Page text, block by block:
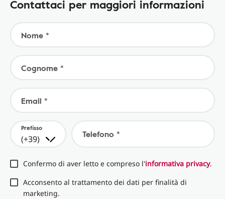
Contattaci per maggiori informazioni
Nome *
Cognome *
Email *
Prefisso
(+39) Telefono *
Confermo di aver letto e compreso l'informativa privacy.
Acconsento al trattamento dei dati per finalità di
marketing.